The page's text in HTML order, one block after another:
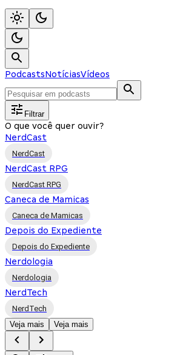
PodcastsNotíciasVídeos
Filtrar
O que você quer ouvir?
NerdCast
NerdCast
NerdCast RPG
NerdCast RPG
Caneca de Mamicas
Caneca de Mamicas
Depois do Expediente
Depois do Expediente
Nerdologia
Nerdologia
NerdTech
NerdTech
Veja mais
Veja mais